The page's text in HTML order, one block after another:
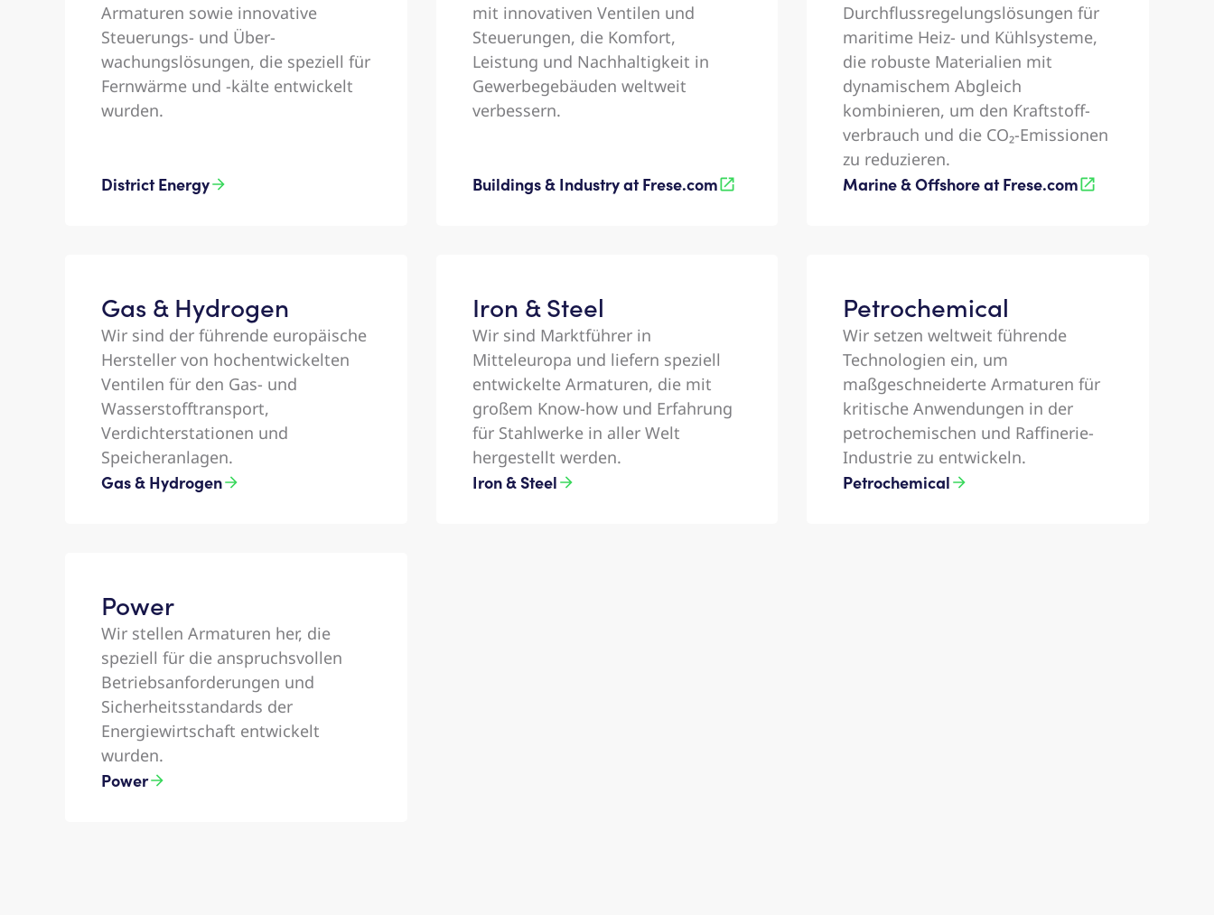
Armaturen sowie innovative
Steuerungs- und Über-
wachungslösungen, die speziell für
Fernwärme und -kälte entwickelt
wurden. ​
District Energy
mit innovativen Ventilen und
Steuerungen, die Komfort,
Leistung und Nachhaltigkeit in
Gewerbegebäuden weltweit
verbessern.
Buildings & Industry at Frese.com
Durchflussregelungslösungen für
maritime Heiz- und Kühlsysteme,
die robuste Materialien mit
dynamischem Abgleich
kombinieren, um den Kraftstoff-
verbrauch und die CO₂-Emissionen
zu reduzieren.
Marine & Offshore at Frese.com
Gas & Hydrogen​
Wir sind der führende europäische
Hersteller von hochentwickelten
Ventilen für den Gas- und
Wasserstofftransport,
Verdichterstationen und
Speicheranlagen. ​​
Gas & Hydrogen
Iron & Steel​
Wir sind Marktführer in
Mitteleuropa und liefern speziell
entwickelte Armaturen, die mit
großem Know-how und Erfahrung
für Stahlwerke in aller Welt
hergestellt werden. ​
Iron & Steel
Petrochemical​
Wir setzen weltweit führende
Technologien ein, um
maßgeschneiderte Armaturen für
kritische Anwendungen in der
petrochemischen und Raffinerie-
Industrie zu entwickeln.​
Petrochemical
Power​
Wir stellen Armaturen her, die
speziell für die anspruchsvollen
Betriebsanforderungen und
Sicherheitsstandards der
Energiewirtschaft entwickelt
wurden.​
Power